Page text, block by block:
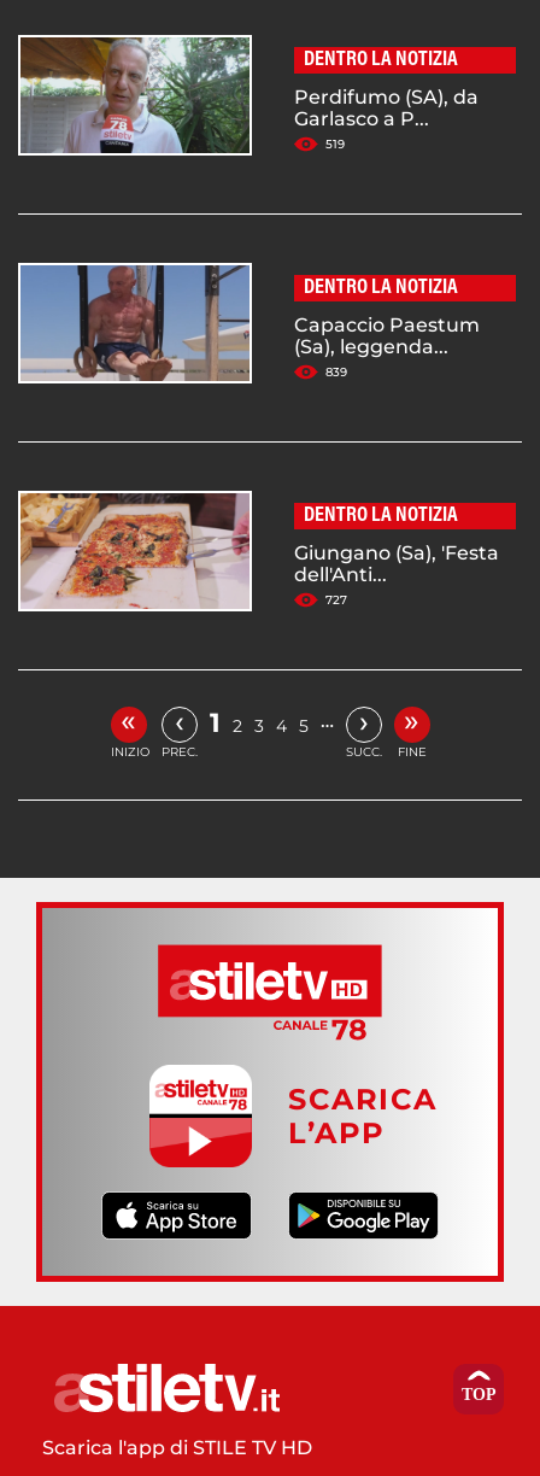
DENTRO LA NOTIZIA
Perdifumo (SA), da
Garlasco a P...
519
DENTRO LA NOTIZIA
Capaccio Paestum
(Sa), leggenda...
839
DENTRO LA NOTIZIA
Giungano (Sa), 'Festa
dell'Anti...
727
«
INIZIO
‹
PREC.
1 2 3 4 5 … ›
SUCC.
»
FINE
SCARICA
L’APP
Scarica l'app di STILE TV HD